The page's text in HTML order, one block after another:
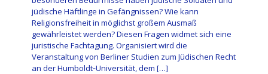
jüdische Häftlinge in Gefängnissen? Wie kann
Religionsfreiheit in möglichst großem Ausmaß
gewährleistet werden? Diesen Fragen widmet sich eine
juristische Fachtagung. Organisiert wird die
Veranstaltung von Berliner Studien zum Jüdischen Recht
an der Humboldt‐Universität, dem […]